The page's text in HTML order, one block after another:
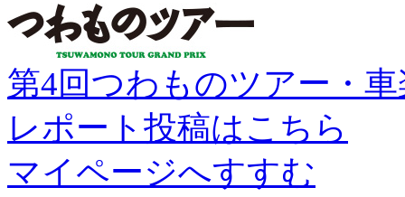
第4回つわものツアー・
レポート投稿はこちら
マイページへすすむ